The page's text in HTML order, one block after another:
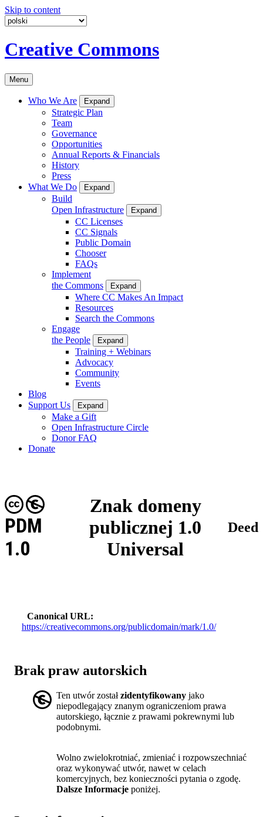
Skip to content
Creative Commons
Menu
Who We Are Expand
Strategic Plan
Team
Governance
Opportunities
Annual Reports & Financials
History
Press
What We Do
Expand
Build
Open Infrastructure
Expand
CC Licenses
CC Signals
Public Domain
Chooser
FAQs
Implement
the Commons
Expand
Where CC Makes An Impact
Resources
Search the Commons
Engage
the People
Expand
Training + Webinars
Advocacy
Community
Events
Blog
Support Us
Expand
Make a Gift
Open Infrastructure Circle
Donor FAQ
Donate
Znak domeny
publicznej 1.0
Universal
PDM
1.0
Deed
Canonical URL
https://creativecommons.org/publicdomain/mark/1.0/
Brak praw autorskich
Ten utwór zostałzidentyfikowany jako
niepodlegający znanym ograniczeniom prawa
autorskiego, łącznie z prawami pokrewnymi lub
podobnymi.
Wolno zwielokrotniać, zmieniać i rozpowszechniać
oraz wykonywać utwór, nawet w celach
komercyjnych, bez konieczności pytania o zgodę.
Dalsze Informacje poniżej.